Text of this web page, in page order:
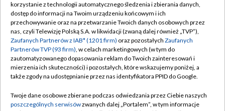
TVP
Abonament TVP
Emisja w TVP
Centrum informacji TVP
Naziemna Telewizja Cyfrowa
Rada Programowa
Regulamin TVP
Polityka prywatności
Moje zgody
Pomoc
Kontakt
korzystanie z technologii automatycznego śledzenia i zbierania danych,
dostęp do informacji na Twoim urządzeniu końcowym i ich
przechowywanie oraz na przetwarzanie Twoich danych osobowych przez
nas, czyli Telewizję Polską S.A. w likwidacji (zwaną dalej również „TVP”),
Zaufanych Partnerów z IAB* (1201 firm) oraz pozostałych Zaufanych
Partnerów TVP (93 firm), w celach marketingowych (w tym do
zautomatyzowanego dopasowania reklam do Twoich zainteresowań i
mierzenia ich skuteczności) i pozostałych, które wskazujemy poniżej, a
także zgody na udostępnianie przez nas identyfikatora PPID do Google.
Twoje dane osobowe zbierane podczas odwiedzania przez Ciebie naszych
poszczególnych serwisówzwanych dalej „Portalem”, w tym informacje